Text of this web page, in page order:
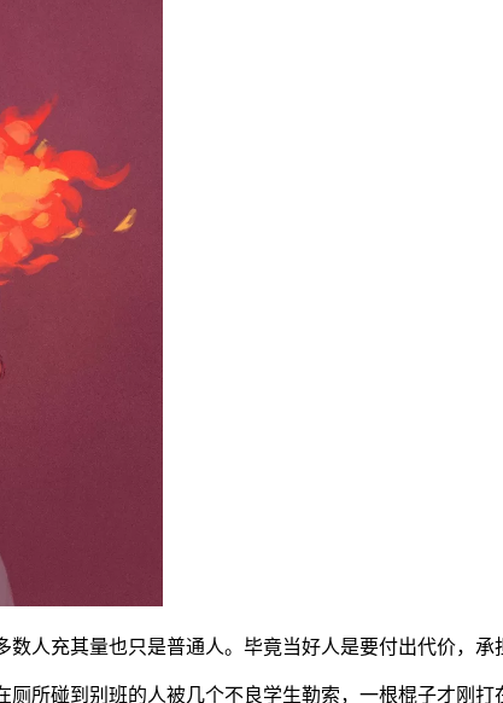
人充其量也只是普通人。毕竟当好人是要付出代价，承
所碰到别班的人被几个不良学生勒索，一根棍子才刚打